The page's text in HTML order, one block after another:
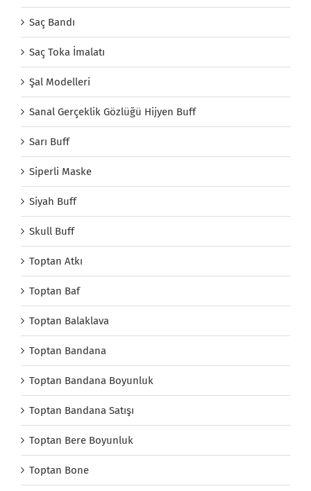
Saç Bandı
Saç Toka İmalatı
Şal Modelleri
Sanal Gerçeklik Gözlüğü Hijyen Buff
Sarı Buff
Siperli Maske
Siyah Buff
Skull Buff
Toptan Atkı
Toptan Baf
Toptan Balaklava
Toptan Bandana
Toptan Bandana Boyunluk
Toptan Bandana Satışı
Toptan Bere Boyunluk
Toptan Bone